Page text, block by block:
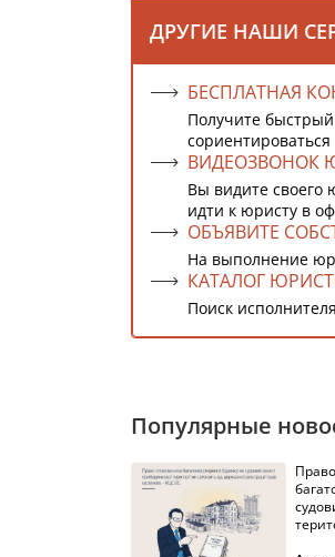
ДРУГИЕ НАШИ
БЕСПЛАТНАЯ
Получите
ВИДЕОЗВОНОК
Вы видите своего
идти к юристу в
ОБЪЯВИТЕ
На выполнение
КАТАЛОГ
Поиск
Популярные